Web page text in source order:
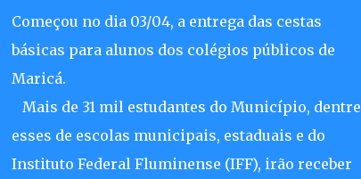
Começou no dia 03/04, a entrega das cestas
básicas para alunos dos colégios públicos de
Maricá.
Mais de 31 mil estudantes do Município, dentre
esses de escolas municipais, estaduais e do
Instituto Federal Fluminense (IFF), irão receber